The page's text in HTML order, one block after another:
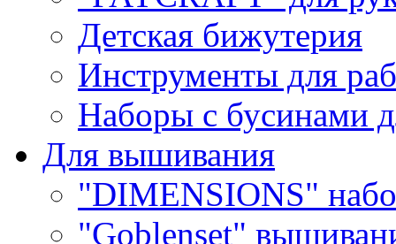
Детская бижутерия
Инструменты для
Наборы с бусинами
Для вышивания
"DIMENSIONS"
"Goblenset"